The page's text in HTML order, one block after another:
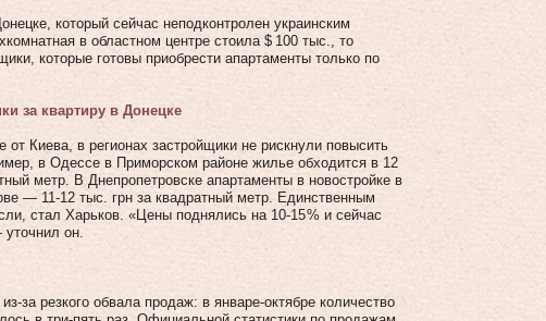
который сейчас неподконтролен украинским
в областном центре стоила $ 100 тыс., то
которые готовы приобрести апартаменты только по
за квартиру в Донецке
Киева, в регионах застройщики не рискнули повысить
в Одессе в Приморском районе жилье обходится в 12
метр. В Днепропетровске апартаменты в новостройке в
— 11‑12 тыс. грн за квадратный метр. Единственным
стал Харьков. «Цены поднялись на 10‑15 % и сейчас
уточнил он.
резкого обвала продаж: в январе-октябре количество